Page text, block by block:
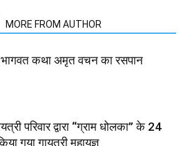
MORE FROM AUTHOR
भागवत कथा अमृत वचन का रसपान
परिवार द्वारा “ग्राम धोलका” के 24
गया गायत्री महायज्ञ